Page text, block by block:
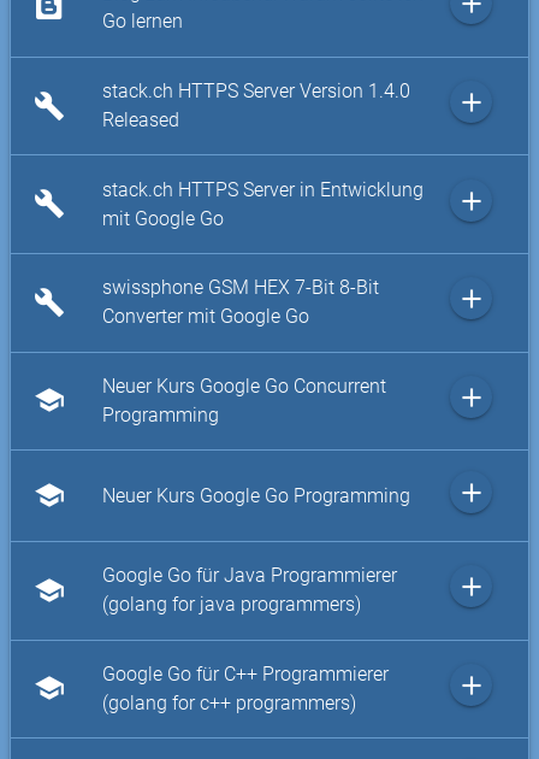
Go lernen
build
stack.ch HTTPS Server Version 1.4.0
Released
add
build
stack.ch HTTPS Server in Entwicklung
mit Google Go
add
build
swissphone GSM HEX 7-Bit 8-Bit
Converter mit Google Go
add
school
Neuer Kurs Google Go Concurrent
Programming
add
school Neuer Kurs Google Go Programming add
school
Google Go für Java Programmierer
(golang for java programmers)
add
school
Google Go für C++ Programmierer
(golang for c++ programmers)
add